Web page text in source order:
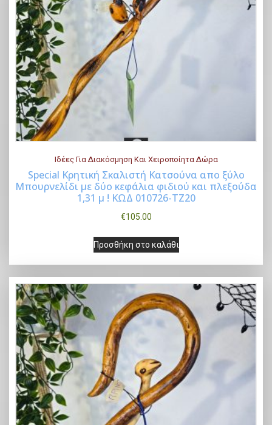
Buy Now
Ιδέες Για Διακόσμηση Και Χειροποίητα Δώρα
Special Κρητική Σκαλιστή Κατσούνα απο ξύλο
Μπουρνελίδι με δύο κεφάλια φιδιού και πλεξούδα
1,31 μ ! ΚΩΔ 010726-ΤΖ20
€105.00
Προσθήκη στο καλάθι